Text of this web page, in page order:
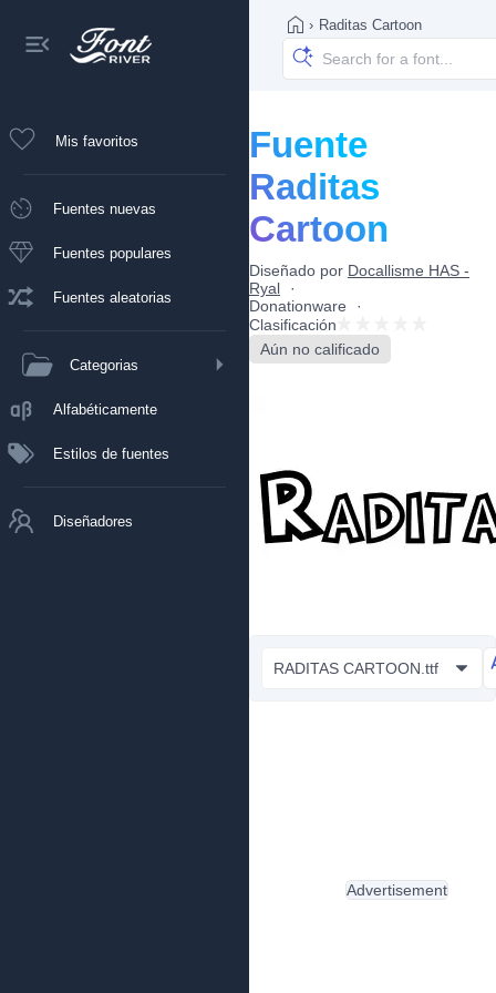
Mis favoritos
Fuentes nuevas
Fuentes populares
Fuentes aleatorias
Categorias
Alfabéticamente
Estilos de fuentes
Diseñadores
› Raditas Cartoon
Fuente
Raditas
Cartoon
Diseñado por Docallisme HAS -
Ryal
Donationware
Clasificación
Aún no calificado
RADITAS CARTOON.ttf
Advertisement